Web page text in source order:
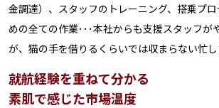
金調達）、スタッフのトレーニング、搭乗プ
めの全ての作業･･･本社からも支援スタッフが
が、猫の手を借りるくらいでは収まらない忙し
就航経験を重ねて分かる
素肌で感じた市場温度